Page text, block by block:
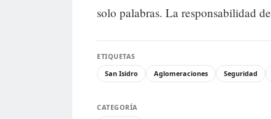
solo palabras. La responsabilidad
ETIQUETAS
San Isidro
Aglomeraciones Seguridad
CATEGORÍA